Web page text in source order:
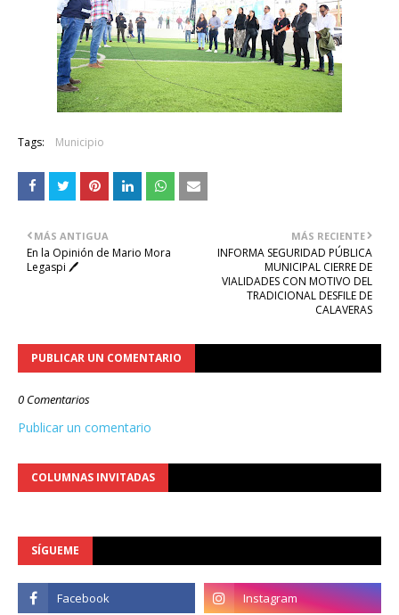
Tags: Municipio
MÁS RECIENTE
INFORMA SEGURIDAD PÚBLICA
MUNICIPAL CIERRE DE
VIALIDADES CON MOTIVO DEL
TRADICIONAL DESFILE DE
CALAVERAS
MÁS ANTIGUA
En la Opinión de Mario Mora
Legaspi 🖊️
PUBLICAR UN COMENTARIO
0 Comentarios
Publicar un comentario
COLUMNAS INVITADAS
SÍGUEME